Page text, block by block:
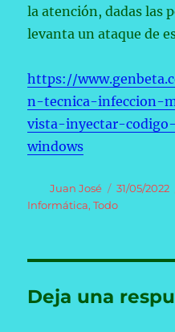
la atención, dadas las
levanta un ataque de
https://
n-tecnica-infeccion-
vista-inyectar-
windows
Autor
Juan José
Publicado
el
31/05/2022
Informática,Todo
Deja una